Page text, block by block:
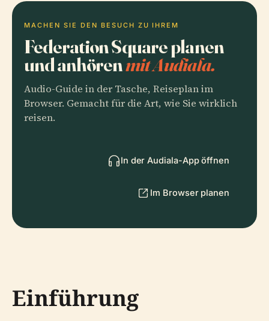
MACHEN SIE DEN BESUCH ZU IHREM
Federation Square planen
und anhörenmit Audiala.
Audio-Guide in der Tasche, Reiseplan im
Browser. Gemacht für die Art, wie Sie wirklich
reisen.
In der Audiala-App öffnen
Im Browser planen
Einführung